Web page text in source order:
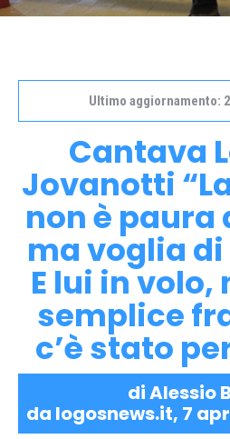
Ultimo aggiornamento:
Cantava
Jovanotti
non è paura
ma voglia
E lui in volo,
semplice
c’è stato
di Alessio
da logosnews.it, 7